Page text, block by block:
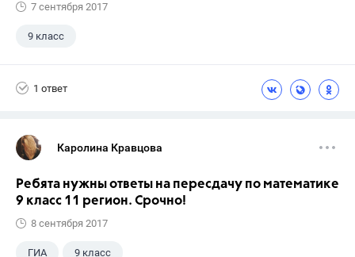
7 сентября 2017
9 класс
1 ответ
Каролина Кравцова
Ребята нужны ответы на пересдачу по математике
9 класс 11 регион. Срочно!
8 сентября 2017
ГИА 9 класс